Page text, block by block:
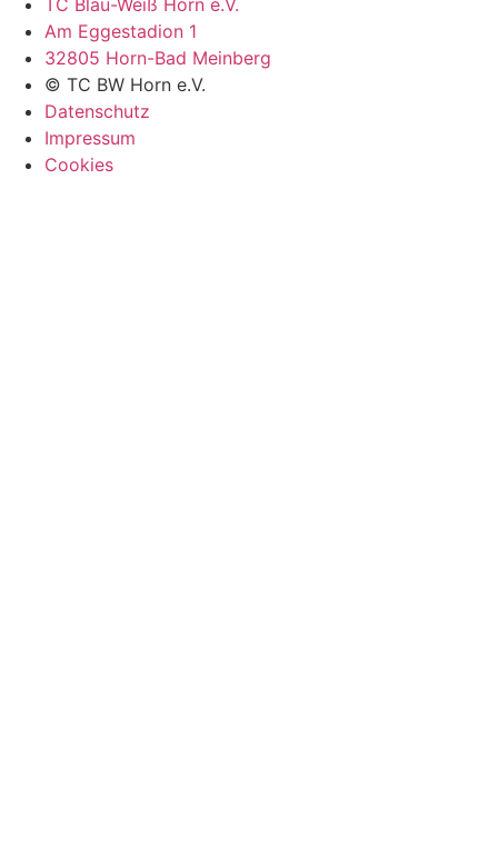
TC Blau-Weiß Horn e.V.
Am Eggestadion 1
32805 Horn-Bad Meinberg
© TC BW Horn e.V.
Datenschutz
Impressum
Cookies